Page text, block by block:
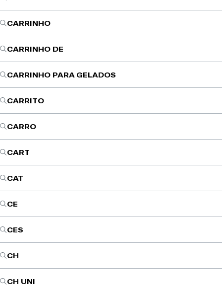
CARRINHO
CARRINHO DE
CARRINHO PARA GELADOS
CARRITO
CARRO
CART
CAT
CE
CES
CH
CH UNI